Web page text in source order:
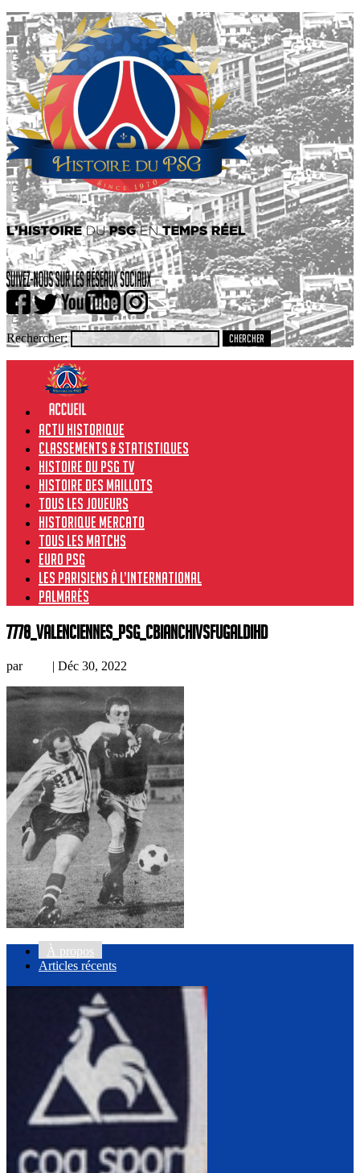
Rechercher:
Actu historique
Classements & Statistiques
Histoire du PSG TV
Histoire des maillots
Tous les joueurs
Historique Mercato
Tous les matchs
Euro PSG
Les Parisiens à l’international
Palmarès
7778_Valenciennes_PSG_CBianchivsFugaldiHD
par | Déc 30, 2022
À propos
Articles récents